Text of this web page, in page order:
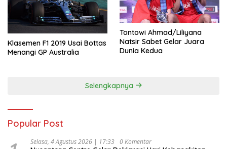
Klasemen F1 2019 Usai Bottas
Menangi GP Australia
Tontowi Ahmad/Liliyana
Natsir Sabet Gelar Juara
Dunia Kedua
Selengkapnya
Popular Post
Selasa, 4 Agustus 2026 | 17:33 0 Komentar